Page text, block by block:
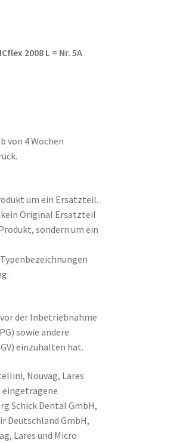
2008 L = Nr. 5A
von 4 Wochen
um ein Ersatzteil.
Original Ersatzteil
sondern um ein
der Inbetriebnahme
sowie andere
einzuhalten hat.
Nouvag, Lares
eingetragene
Schick Dental GmbH,
Deutschland GmbH,
Lares und Micro